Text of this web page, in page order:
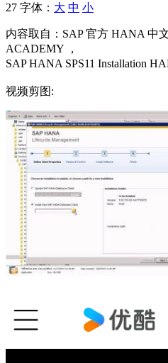
27 字体： 大 中 小
内容取自：SAP 官方 HANA 中
ACADEMY ，
SAP HANA SPS11 Installation
视频剪图: